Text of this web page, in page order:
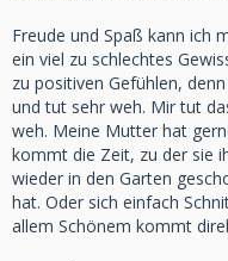
Freude und Spaß kann ich
ein viel zu schlechtes
zu positiven Gefühlen,
und tut sehr weh. Mir tut
weh. Meine Mutter hat
kommt die Zeit, zu der sie
wieder in den Garten
hat. Oder sich einfach
allem Schönem kommt